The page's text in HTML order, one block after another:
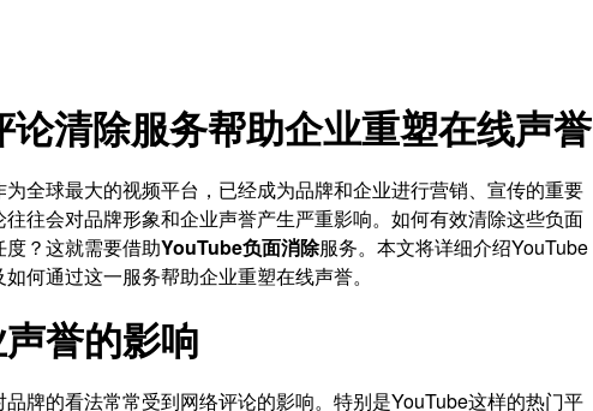
清除服务帮助企业重塑在线声誉
全球最大的视频平台，已经成为品牌和企业进行营销、宣传的重要
往会对品牌形象和企业声誉产生严重影响。如何有效清除这些负面
？这就需要借助YouTube负面消除服务。本文将详细介绍YouTube
何通过这一服务帮助企业重塑在线声誉。
誉的影响
牌的看法常常受到网络评论的影响。特别是YouTube这样的热门平